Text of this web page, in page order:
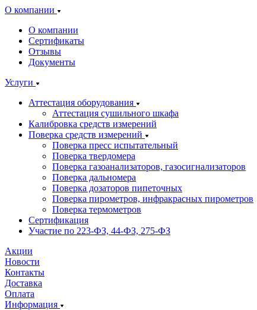
О компании
О компании
Сертификаты
Отзывы
Документы
Услуги
Аттестация оборудования
Аттестация сушильного шкафа
Калибровка средств измерений
Поверка средств измерений
Поверка пресс испытательный
Поверка твердомера
Поверка газоанализаторов, газосигнализаторов
Поверка дальномера
Поверка дозаторов пипеточных
Поверка пирометров, инфракрасных пирометров
Поверка термометров
Сертификация
Участие по 223-ФЗ, 44-ФЗ, 275-ФЗ
Акции
Новости
Контакты
Доставка
Оплата
Информация